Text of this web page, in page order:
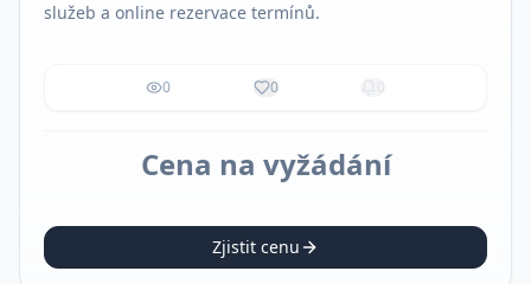
služeb a online rezervace termínů.
0 0 0
Cena na vyžádání
Zjistit cenu